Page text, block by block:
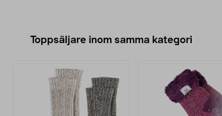
Toppsäljare inom samma kategori